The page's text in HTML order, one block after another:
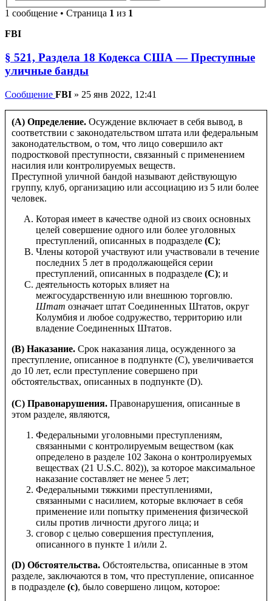
1 сообщение • Страница 1 из 1
FBI
§ 521, Раздела 18 Кодекса США — Преступные
уличные банды
Сообщение FBI » 25 янв 2022, 12:41
(A) Определение. Осуждение включает в себя вывод, в
соответствии с законодательством штата или федеральным
законодательством, о том, что лицо совершило акт
подростковой преступности, связанный с применением
насилия или контролируемых веществ.
Преступной уличной бандой называют действующую
группу, клуб, организацию или ассоциацию из 5 или более
человек.
Которая имеет в качестве одной из своих основных
целей совершение одного или более уголовных
преступлений, описанных в подразделе (C);
Члены которой участвуют или участвовали в течение
последних 5 лет в продолжающейся серии
преступлений, описанных в подразделе (C); и
деятельность которых влияет на
межгосударственную или внешнюю торговлю.
Штат означает штат Соединенных Штатов, округ
Колумбия и любое содружество, территорию или
владение Соединенных Штатов.
(B) Наказание. Срок наказания лица, осужденного за
преступление, описанное в подпункте (С), увеличивается
до 10 лет, если преступление совершено при
обстоятельствах, описанных в подпункте (D).
(C) Правонарушения. Правонарушения, описанные в
этом разделе, являются,
Федеральными уголовными преступлениям,
связанными с контролируемым веществом (как
определено в разделе 102 Закона о контролируемых
веществах (21 U.S.C. 802)), за которое максимальное
наказание составляет не менее 5 лет;
Федеральными тяжкими преступлениями,
связанными с насилием, которые включает в себя
применение или попытку применения физической
силы против личности другого лица; и
сговор с целью совершения преступления,
описанного в пункте 1 и/или 2.
(D) Обстоятельства. Обстоятельства, описанные в этом
разделе, заключаются в том, что преступление, описанное
в подразделе (c), было совершено лицом, которое: